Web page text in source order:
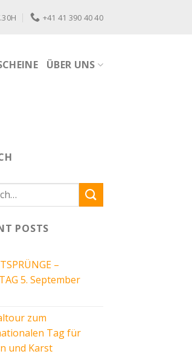
+41 41 390 40 40
ÜBER UNS
POSTS
–
5. September
zum
Tag für
und Karst